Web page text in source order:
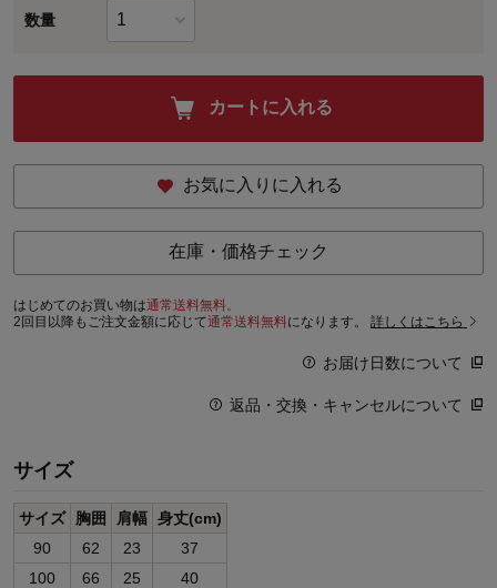
数量
カートに入れる
お気に入りに入れる
在庫・価格チェック
はじめてのお買い物は通常送料無料。
2回目以降もご注文金額に応じて通常送料無料になります。 詳しくはこちら
お届け日数について
返品・交換・キャンセルについて
サイズ
サイズ 胸囲 肩幅 身丈(cm)
90
62 23
37
100
66 25
40